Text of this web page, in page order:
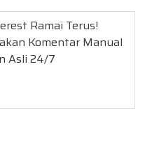
Ramai Terus!
Komentar Manual
Asli 24/7